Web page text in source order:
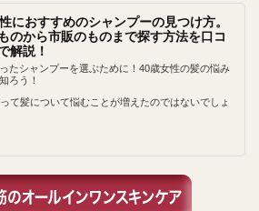
におすすめのシャンプーの見つけ方。
のから市販のものまで探す方法を口コ
解説！
たシャンプーを選ぶために！40歳女性の髪の悩み
ろう！
て髪について悩むことが増えたのではないでしょ